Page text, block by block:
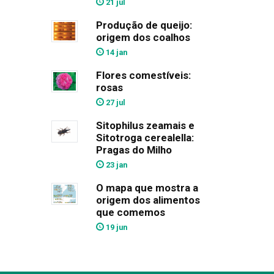
21 jul
Produção de queijo:
origem dos coalhos
14 jan
Flores comestíveis:
rosas
27 jul
Sitophilus zeamais e
Sitotroga cerealella:
Pragas do Milho
23 jan
O mapa que mostra a
origem dos alimentos
que comemos
19 jun